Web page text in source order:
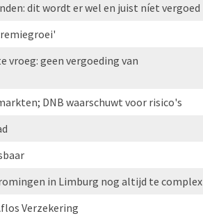
dit wordt er wel en juist níet vergoed
vroeg: geen vergoeding van
DNB waarschuwt voor risico's
in Limburg nog altijd te complex
Verzekering